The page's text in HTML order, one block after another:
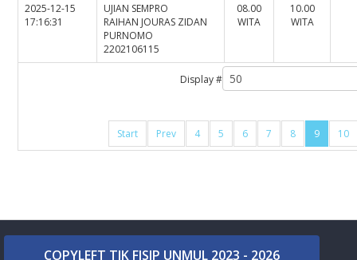
Display #
Start Prev 4 5 6 7 8 9 10
2025-12-15
17:16:31
UJIAN SEMPRO
RAIHAN JOURAS ZIDAN
PURNOMO
2202106115
08.00
WITA
10.00
WITA
COPYLEFT TIK FISIP UNMUL 2023 - 2026